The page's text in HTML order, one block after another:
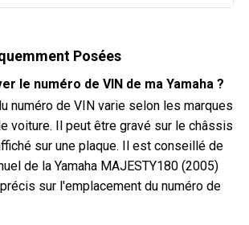
Posées
le numéro de VIN de ma Yamaha ?
numéro de VIN varie selon les marques
voiture. Il peut être gravé sur le châssis
sur une plaque. Il est conseillé de
de la Yamaha MAJESTY180 (2005)
sur l'emplacement du numéro de